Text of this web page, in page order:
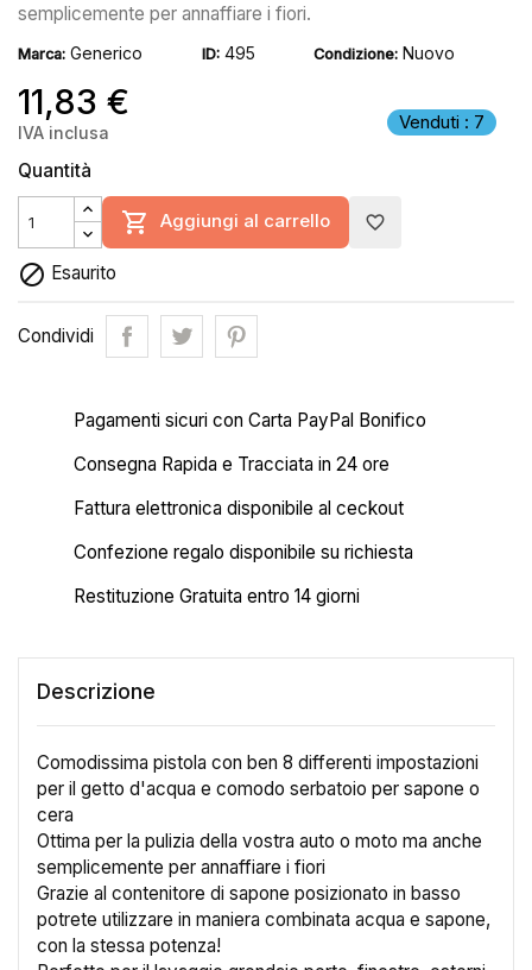
semplicemente per annaffiare i fiori.
Marca: Generico ID: 495 Condizione: Nuovo
11,83 € Venduti : 7
IVA inclusa
Quantità
 Aggiungi al carrello favorite_border
 Esaurito
Condividi
Pagamenti sicuri con Carta PayPal Bonifico
Consegna Rapida e Tracciata in 24 ore
Fattura elettronica disponibile al ceckout
Confezione regalo disponibile su richiesta
Restituzione Gratuita entro 14 giorni
Descrizione
Comodissima pistola con ben 8 differenti impostazioni
per il getto d'acqua e comodo serbatoio per sapone o
cera
Ottima per la pulizia della vostra auto o moto ma anche
semplicemente per annaffiare i fiori
Grazie al contenitore di sapone posizionato in basso
potrete utilizzare in maniera combinata acqua e sapone,
con la stessa potenza!